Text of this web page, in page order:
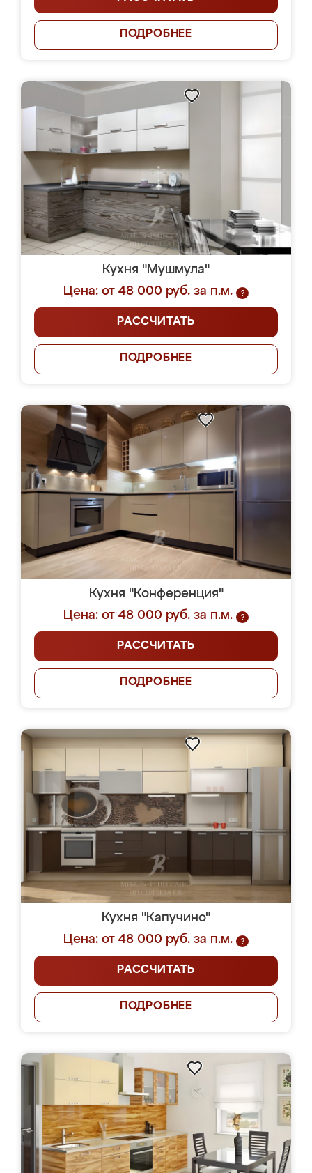
ПОДРОБНЕЕ
Кухня "Мушмула"
Цена: от 48 000 руб. за п.м.
?
РАССЧИТАТЬ
ПОДРОБНЕЕ
Кухня "Конференция"
Цена: от 48 000 руб. за п.м.
?
РАССЧИТАТЬ
ПОДРОБНЕЕ
Кухня "Капучино"
Цена: от 48 000 руб. за п.м.
?
РАССЧИТАТЬ
ПОДРОБНЕЕ